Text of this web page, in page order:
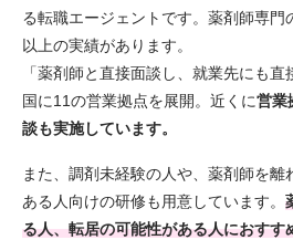
る転職エージェントです。薬剤師専
以上の実績があります。
「薬剤師と直接面談し、就業先にも
国に11の営業拠点を展開。近くに営業
談も実施しています。
また、調剤未経験の人や、薬剤師を
ある人向けの研修も用意しています。
る人、転居の可能性がある人におすす